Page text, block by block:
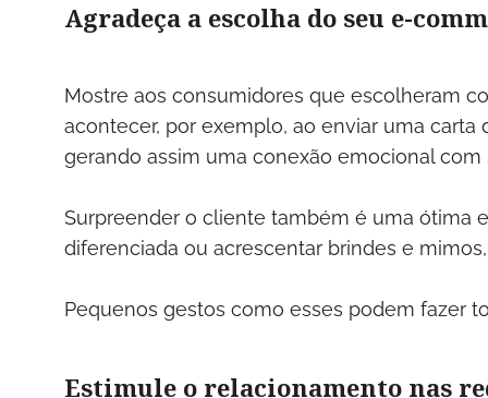
Agradeça a escolha do seu e-
Mostre aos consumidores que escolheram
acontecer, por exemplo, ao enviar uma
gerando assim uma conexão emocional
Surpreender o cliente também é uma ótima
diferenciada ou acrescentar brindes e
Pequenos gestos como esses podem fazer
Estimule o relacionamento nas